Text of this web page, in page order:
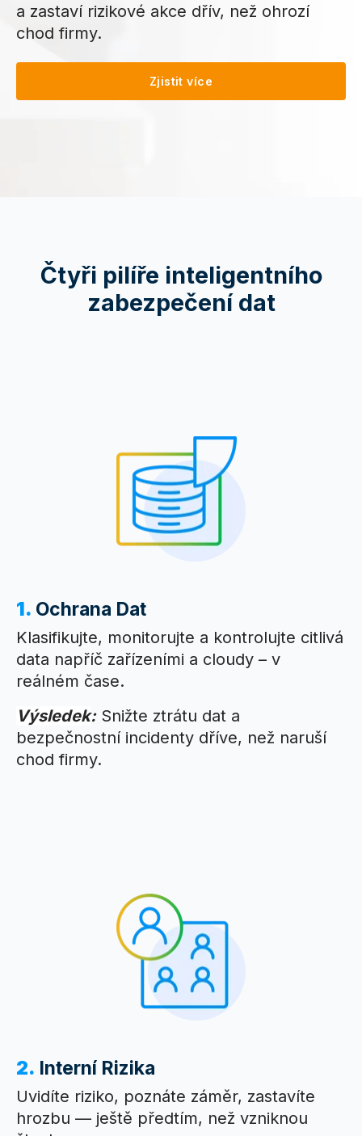
a zastaví rizikové akce dřív, než ohrozí
chod firmy.
Zjistit více
Čtyři pilíře inteligentního
zabezpečení dat
1. Ochrana Dat
Klasifikujte, monitorujte a kontrolujte citlivá
data napříč zařízeními a cloudy – v
reálném čase.
Výsledek: Snižte ztrátu dat a
bezpečnostní incidenty dříve, než naruší
chod firmy.
2. Interní Rizika
Uvidíte riziko, poznáte záměr, zastavíte
hrozbu — ještě předtím, než vzniknou